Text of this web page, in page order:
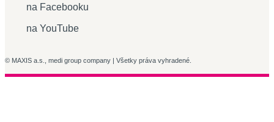
na Facebooku
na YouTube
© MAXIS a.s., medi group company | Všetky práva vyhradené.